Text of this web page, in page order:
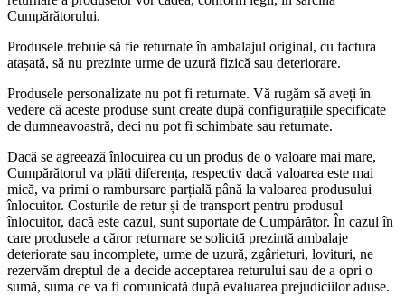
Cumpărătorului.
Produsele trebuie să fie returnate în ambalajul original, cu factura
atașată, să nu prezinte urme de uzură fizică sau deteriorare.
Produsele personalizate nu pot fi returnate. Vă rugăm să aveți în
vedere că aceste produse sunt create după configurațiile specificate
de dumneavoastră, deci nu pot fi schimbate sau returnate.
Dacă se agreează înlocuirea cu un produs de o valoare mai mare,
Cumpărătorul va plăti diferența, respectiv dacă valoarea este mai
mică, va primi o rambursare parțială până la valoarea produsului
înlocuitor. Costurile de retur și de transport pentru produsul
înlocuitor, dacă este cazul, sunt suportate de Cumpărător. În cazul în
care produsele a căror returnare se solicită prezintă ambalaje
deteriorate sau incomplete, urme de uzură, zgârieturi, lovituri, ne
rezervăm dreptul de a decide acceptarea returului sau de a opri o
sumă, suma ce va fi comunicată după evaluarea prejudiciilor aduse.